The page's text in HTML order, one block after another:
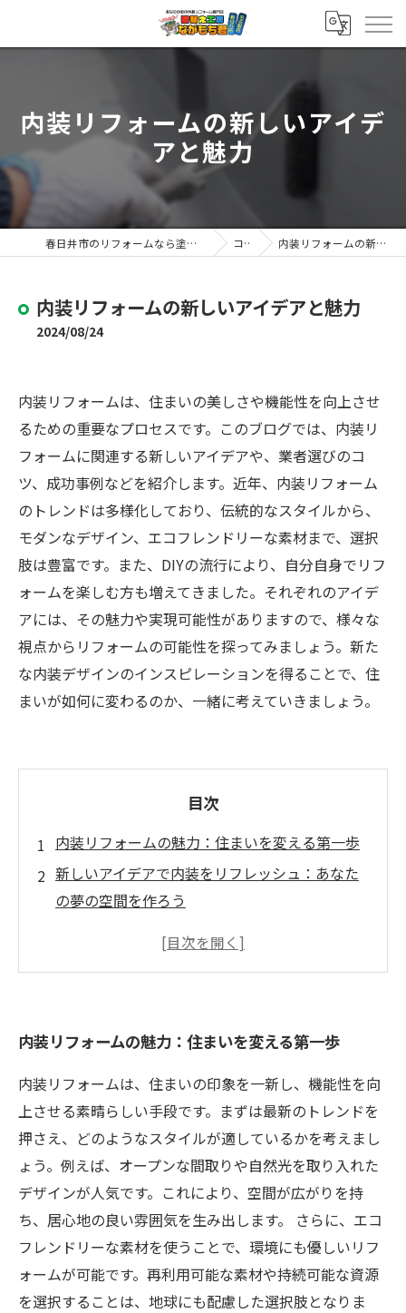
内装リフォームの新しいアイデ
アと魅力
春日井市のリフォームなら塗替え工房ながもち君 春日井店 コラム 内装リフォームの新しいアイデアと魅力
内装リフォームの新しいアイデアと魅力
2024/08/24
内装リフォームは、住まいの美しさや機能性を向上させ
るための重要なプロセスです。このブログでは、内装リ
フォームに関連する新しいアイデアや、業者選びのコ
ツ、成功事例などを紹介します。近年、内装リフォーム
のトレンドは多様化しており、伝統的なスタイルから、
モダンなデザイン、エコフレンドリーな素材まで、選択
肢は豊富です。また、DIYの流行により、自分自身でリフ
ォームを楽しむ方も増えてきました。それぞれのアイデ
アには、その魅力や実現可能性がありますので、様々な
視点からリフォームの可能性を探ってみましょう。新た
な内装デザインのインスピレーションを得ることで、住
まいが如何に変わるのか、一緒に考えていきましょう。
目次
内装リフォームの魅力：住まいを変える第一歩
新しいアイデアで内装をリフレッシュ：あなた
の夢の空間を作ろう
業者選びのコツ：成功するリフォームの秘訣
るデザイン
DIYリフォーム：自分で作る楽しさとその魅力
夢を実現する内装リフォームの全貌：新しい生
活スタイルへ
内装リフォームの魅力：住まいを変える第一歩
内装リフォームは、住まいの印象を一新し、機能性を向
上させる素晴らしい手段です。まずは最新のトレンドを
押さえ、どのようなスタイルが適しているかを考えまし
ょう。例えば、オープンな間取りや自然光を取り入れた
デザインが人気です。これにより、空間が広がりを持
ち、居心地の良い雰囲気を生み出します。 さらに、エコ
フレンドリーな素材を使うことで、環境にも優しいリフ
ォームが可能です。再利用可能な素材や持続可能な資源
を選択することは、地球にも配慮した選択肢となりま